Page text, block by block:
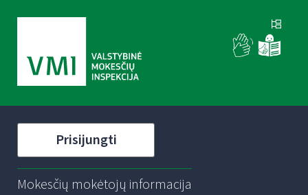
Prisijungti
Mokesčių mokėtojų informacija